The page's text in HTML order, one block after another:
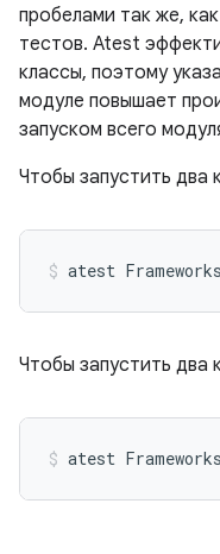
пробелами так же,
тестов. Atest
классы, поэтому
модуле повышает
запуском всего
Чтобы запустить два
atest
Чтобы запустить два
atest